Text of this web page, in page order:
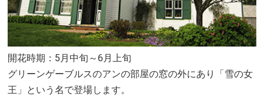
開花時期：5月中旬～6月上旬
グリーンゲーブルスのアンの部屋の窓の外にあり「雪の女
王」という名で登場します。